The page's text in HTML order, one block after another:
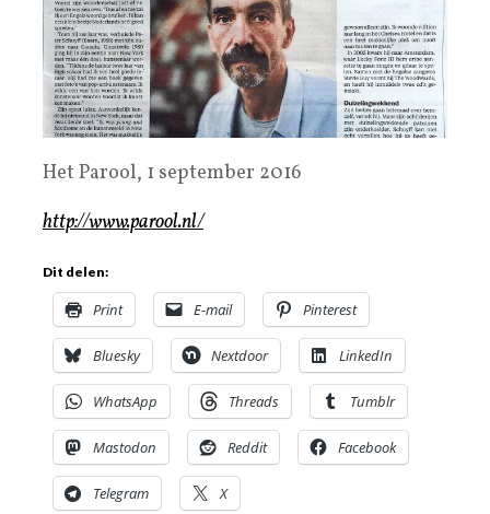
Het Parool, 1 september 2016
http://www.parool.nl/
Dit delen:
Print E-mail Pinterest
Bluesky Nextdoor LinkedIn
WhatsApp Threads Tumblr
Mastodon Reddit Facebook
Telegram X